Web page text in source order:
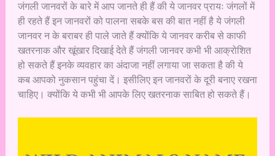
जंगली जानवरों के बारे में आप जानते ही हैं की ये जानवर प्रायः जंगलों में
ही रहते हैं इन जानवरों को पालना सबके बस की बात नहीं है ये जंगली
जानवर न के बराबर ही पाले जाते हैं क्योंकि ये जानवर करीब से काफी
खतरनाक और खूंखार दिखाई देते हैं जंगली जानवर कभी भी आक्रोशित
हो सकते हैं इनके व्यवहार का अंदाजा नहीं लगाया जा सकता है की ये
कब आपको नुकसान पहुंचा दें। इसीलिए इन जानवरों के दूरी बनाए रखना
चाहिए। क्योंकि ये कभी भी आपके लिए खतरनाक साबित हो सकते हैं।